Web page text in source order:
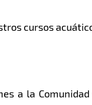
cursos
a la